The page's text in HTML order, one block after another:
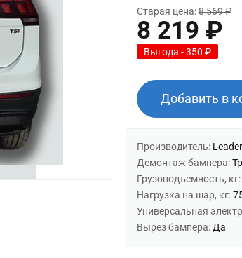
Старая цена:8 569 ₽
8 219 ₽
Выгода - 350 ₽
Добавить в
Производитель:
Демонтаж бампера:
Грузоподъемность, кг:
Нагрузка на шар, кг:
Универсальная
Вырез бампера: Да